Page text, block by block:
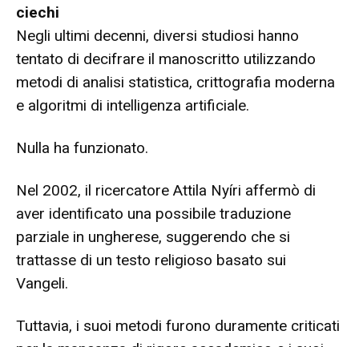
ciechi
Negli ultimi decenni, diversi studiosi hanno
tentato di decifrare il manoscritto utilizzando
metodi di analisi statistica, crittografia moderna
e algoritmi di intelligenza artificiale.
Nulla ha funzionato.
Nel 2002, il ricercatore Attila Nyíri affermò di
aver identificato una possibile traduzione
parziale in ungherese, suggerendo che si
trattasse di un testo religioso basato sui
Vangeli.
Tuttavia, i suoi metodi furono duramente criticati